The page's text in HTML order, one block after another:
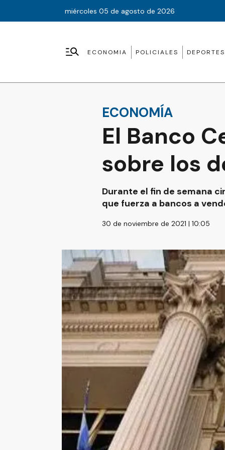
miércoles 05 de agosto de 2026
ECONOMIA POLICIALES DEPORTES
ECONOMÍA
El Banco
sobre los
Durante el fin de semana
que fuerza a bancos a
30 de noviembre de 2021 | 10:05